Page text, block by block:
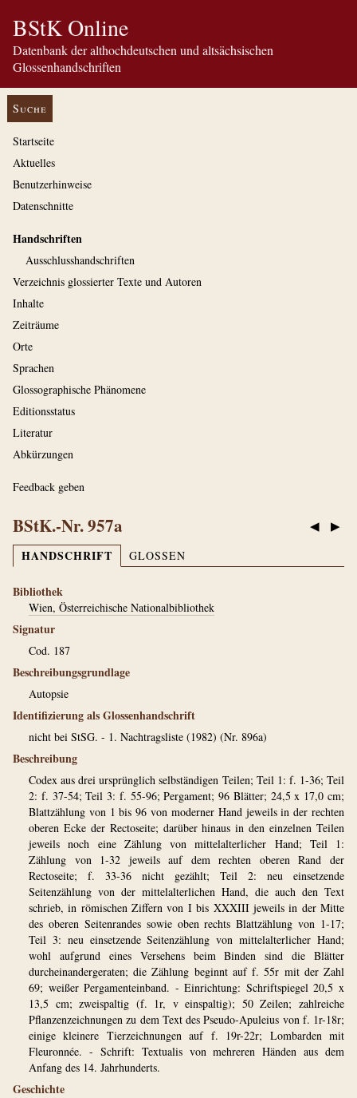
BStK Online
Datenbank der althochdeutschen und altsächsischen
Glossenhandschriften
Suche
Startseite
Aktuelles
Benutzerhinweise
Datenschnitte
Handschriften
Ausschluss­handschriften
Verzeichnis glossierter Texte und Autoren
Inhalte
Zeiträume
Orte
Sprachen
Glossographische Phänomene
Editionsstatus
Literatur
Abkürzungen
Feedback geben
◀ ▶
BStK.-Nr. 957a
HANDSCHRIFT GLOSSEN
Bibliothek
Wien, Österreichische Nationalbibliothek
Signatur
Cod. 187
Beschreibungsgrundlage
Autopsie
Identifizierung als Glossenhandschrift
nicht bei StSG. - 1. Nachtragsliste (1982) (Nr. 896a)
Beschreibung
Codex aus drei ursprünglich selbständigen Teilen; Teil 1: f. 1-36; Teil
2: f. 37-54; Teil 3: f. 55-96; Pergament; 96 Blätter; 24,5 x 17,0 cm;
Blattzählung von 1 bis 96 von moderner Hand jeweils in der rechten
oberen Ecke der Rectoseite; darüber hinaus in den einzelnen Teilen
jeweils noch eine Zählung von mittelalterlicher Hand; Teil 1:
Zählung von 1-32 jeweils auf dem rechten oberen Rand der
Rectoseite; f. 33-36 nicht gezählt; Teil 2: neu einsetzende
Seitenzählung von der mittelalterlichen Hand, die auch den Text
schrieb, in römischen Ziffern von I bis XXXIII jeweils in der Mitte
des oberen Seitenrandes sowie oben rechts Blattzählung von 1-17;
Teil 3: neu einsetzende Seitenzählung von mittelalterlicher Hand;
wohl aufgrund eines Versehens beim Binden sind die Blätter
durcheinandergeraten; die Zählung beginnt auf f. 55r mit der Zahl
69; weißer Pergamenteinband. - Einrichtung: Schriftspiegel 20,5 x
13,5 cm; zweispaltig (f. 1r, v einspaltig); 50 Zeilen; zahlreiche
Pflanzenzeichnungen zu dem Text des Pseudo-Apuleius von f. 1r-18r;
einige kleinere Tierzeichnungen auf f. 19r-22r; Lombarden mit
Fleuronnée. - Schrift: Textualis von mehreren Händen aus dem
Anfang des 14. Jahrhunderts.
Geschichte